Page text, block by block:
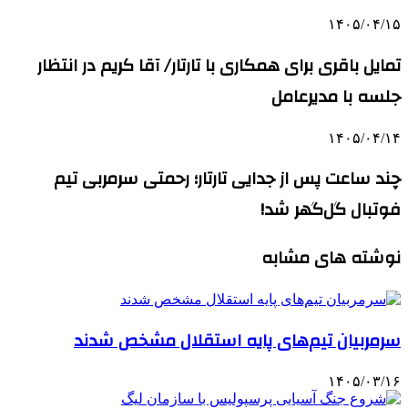
۱۴۰۵/۰۴/۱۵
تمایل باقری برای همکاری با تارتار/ آقا کریم در انتظار
جلسه با مدیرعامل
۱۴۰۵/۰۴/۱۴
چند ساعت پس از جدایی تارتار؛ رحمتی سرمربی تیم
فوتبال گل‌گهر شد!
نوشته های مشابه
سرمربیان تیم‌های پایه استقلال مشخص شدند
۱۴۰۵/۰۳/۱۶